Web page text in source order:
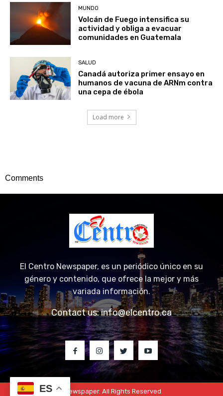
MUNDO
Volcán de Fuego intensifica su
actividad y obliga a evacuar
comunidades en Guatemala
SALUD
Canadá autoriza primer ensayo en
humanos de vacuna de ARNm contra
una cepa de ébola
Load more
Comments
El Centro Newspaper, es un periódico único en su
género y contenido, que ofrece la mejor y más
variada información.
Contact us:info@elcentro.ca
© 2023 El Centro Newspaper. All Rights Reserved.
ES